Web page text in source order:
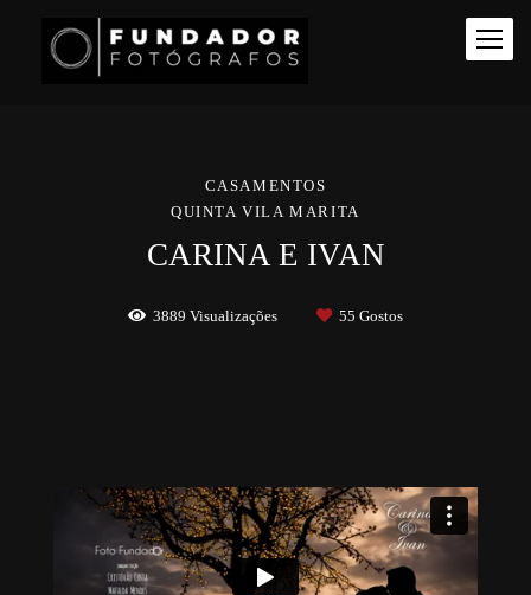
CASAMENTOS
QUINTA VILA MARITA
CARINA E IVAN
3889 Visualizações 55 Gostos